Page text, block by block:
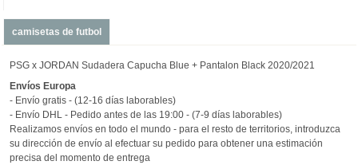
camisetas de futbol
PSG x JORDAN Sudadera Capucha Blue + Pantalon Black 2020/2021
Envíos Europa
- Envío gratis - (12-16 días laborables)
- Envío DHL - Pedido antes de las 19:00 - (7-9 días laborables)
Realizamos envíos en todo el mundo - para el resto de territorios, introduzca
su dirección de envío al efectuar su pedido para obtener una estimación
precisa del momento de entrega